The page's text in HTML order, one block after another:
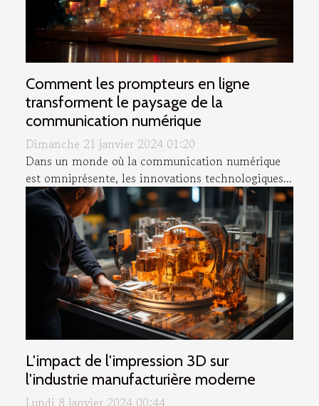
Comment les prompteurs en ligne
transforment le paysage de la
communication numérique
Dimanche 21 janvier 2024 01:20
Dans un monde où la communication numérique
est omniprésente, les innovations technologiques...
L'impact de l'impression 3D sur
l'industrie manufacturière moderne
Lundi 8 janvier 2024 00:44